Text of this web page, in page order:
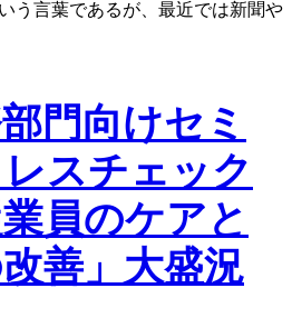
う言葉であるが、最近では新聞や
門向けセミ
スチェック
員のケアと
善」大盛況